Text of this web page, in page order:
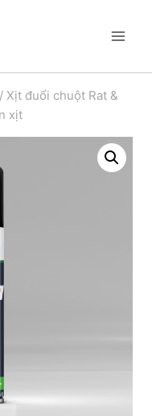
/ Xịt đuổi chuột Rat &
xịt